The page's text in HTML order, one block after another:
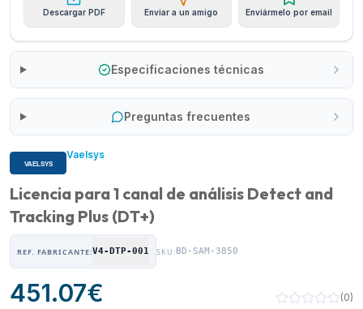
Descargar PDF Enviar a un amigo Enviármelo por email
Especificaciones técnicas
Preguntas frecuentes
Vaelsys
Licencia para 1 canal de análisis Detect and
Tracking Plus (DT+)
REF. FABRICANTE:V4-DTP-001 SKU:BD-SAM-3850
451.07€ (0)